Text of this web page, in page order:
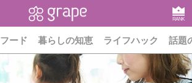
RANK
フード 暮らしの知恵 ライフハック 話題